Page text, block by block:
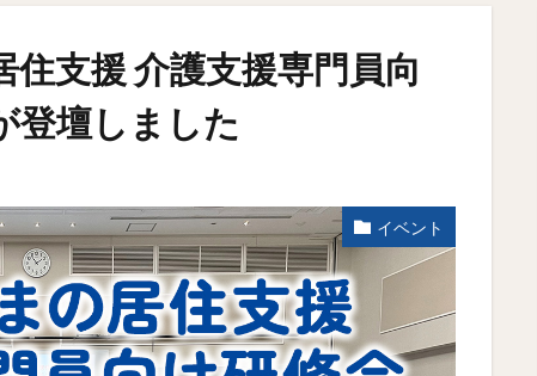
支援 介護支援専門員向
登壇しました
イベント